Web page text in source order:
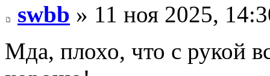
swbb » 11 ноя 2025,
Мда, плохо, что с рукой